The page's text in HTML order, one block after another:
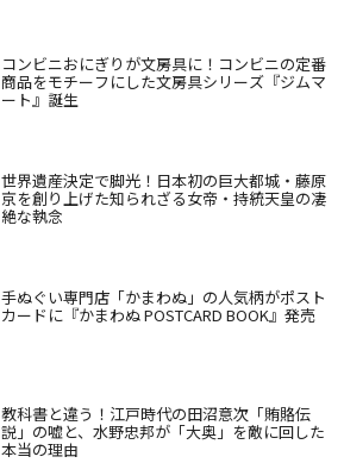
コンビニおにぎりが文房具に！コンビニの定番
商品をモチーフにした文房具シリーズ『ジムマ
ート』誕生
世界遺産決定で脚光！日本初の巨大都城・藤原
京を創り上げた知られざる女帝・持統天皇の凄
絶な執念
手ぬぐい専門店「かまわぬ」の人気柄がポスト
カードに『かまわぬ POSTCARD BOOK』発売
教科書と違う！江戸時代の田沼意次「賄賂伝
説」の嘘と、水野忠邦が「大奥」を敵に回した
本当の理由